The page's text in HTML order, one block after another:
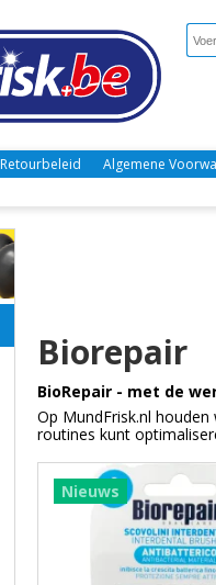
Retourbeleid Algemene
Biorepair
BioRepair - met de
Op MundFrisk.nl
routines kunt
Nieuws